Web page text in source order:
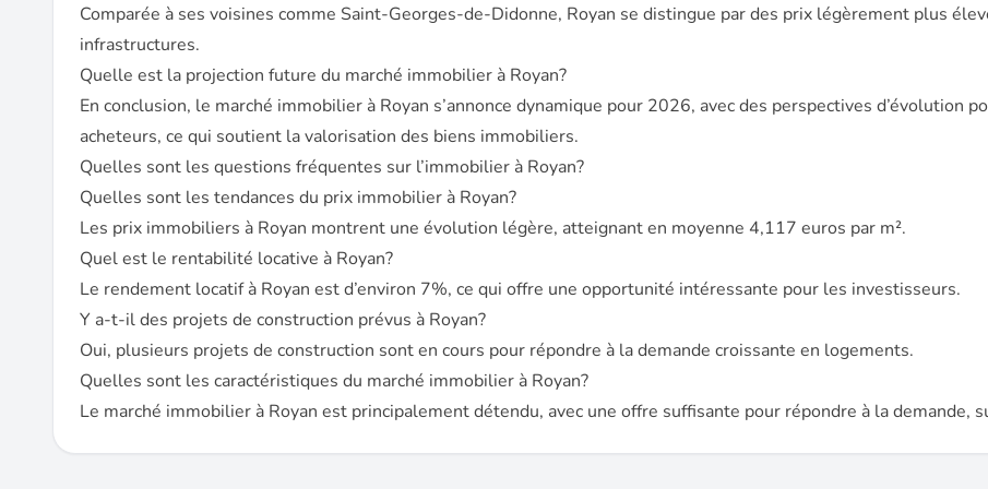
Comparée à ses voisines comme Saint-Georges-de-Didonne, Royan se distingue par des prix légèrement plus
infrastructures.
Quelle est la projection future du marché immobilier à Royan?
En conclusion, le marché immobilier à Royan s’annonce dynamique pour 2026, avec des perspectives d’évolution
acheteurs, ce qui soutient la valorisation des biens immobiliers.
Quelles sont les questions fréquentes sur l’immobilier à Royan?
Quelles sont les tendances du prix immobilier à Royan?
Les prix immobiliers à Royan montrent une évolution légère, atteignant en moyenne 4,117 euros par m².
Quel est le rentabilité locative à Royan?
Le rendement locatif à Royan est d’environ 7%, ce qui offre une opportunité intéressante pour les investisseurs.
Y a-t-il des projets de construction prévus à Royan?
Oui, plusieurs projets de construction sont en cours pour répondre à la demande croissante en logements.
Quelles sont les caractéristiques du marché immobilier à Royan?
Le marché immobilier à Royan est principalement détendu, avec une offre suffisante pour répondre à la demande,